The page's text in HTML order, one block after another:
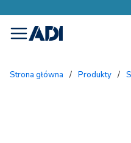
menu
Strona główna / Produkty /